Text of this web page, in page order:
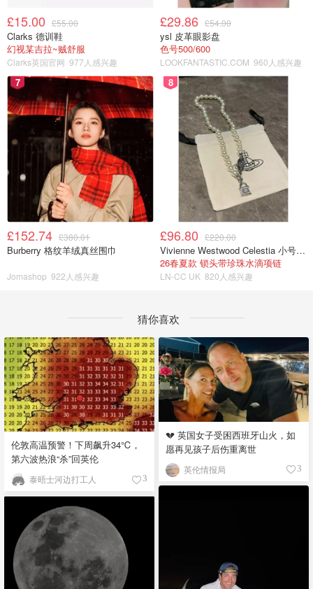
£15.00 £55.00
Clarks 德训鞋
幻视某吉拉~贼舒服
Clarks英国官网 977人感兴趣
£29.86 £54.00
ysl 皮革眼影盘
色号500/600
LOOKFANTASTIC.COM 960人感兴趣
7
£152.74 £380.01
Burberry 格纹羊绒真丝围巾
Jomashop 922人感兴趣
8
£96.80 £220.00
Vivienne Westwood Celestia 小号吊坠项链
26春夏款 锁头带珍珠水滴项链
LN-CC UK 820人感兴趣
猜你喜欢
伦敦高温预警！下周飙升34℃，
第六波热浪“杀”回英伦
泰晤士河边打工人 3
💔 英国女子受困西班牙山火，如
愿再见孩子后伤重离世
英伦情报局 3